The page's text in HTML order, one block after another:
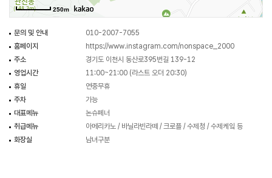
250m
문의 및 안내
010-2007-7055
홈페이지
https://www.instagram.com/nonspace_2000
주소
경기도 이천시 동산로395번길 139-12
영업시간
11:00~21:00 (라스트 오더 20:30)
휴일
연중무휴
주차
가능
대표메뉴
논슈페너
취급메뉴
아메리카노 / 바닐라빈라떼 / 크로플 / 수제청 / 수제케잌 등
화장실
남녀구분